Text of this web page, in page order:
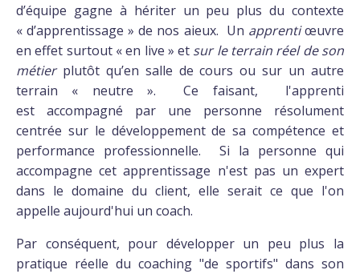
d’équipe gagne à hériter un peu plus du contexte
« d’apprentissage » de nos aieux. Un apprentiœuvre
en effet surtout « en live » et sur le terrain réel de son
métierplutôt qu’en salle de cours ou sur un autre
terrain « neutre ». Ce faisant, l'apprenti
est accompagné par une personne résolument
centrée sur le développement de sa compétence et
performance professionnelle. Si la personne qui
accompagne cet apprentissage n'est pas un expert
dans le domaine du client, elle serait ce que l'on
appelle aujourd'hui un coach.
Par conséquent, pour développer un peu plus la
pratique réelle du coaching "de sportifs" dans son